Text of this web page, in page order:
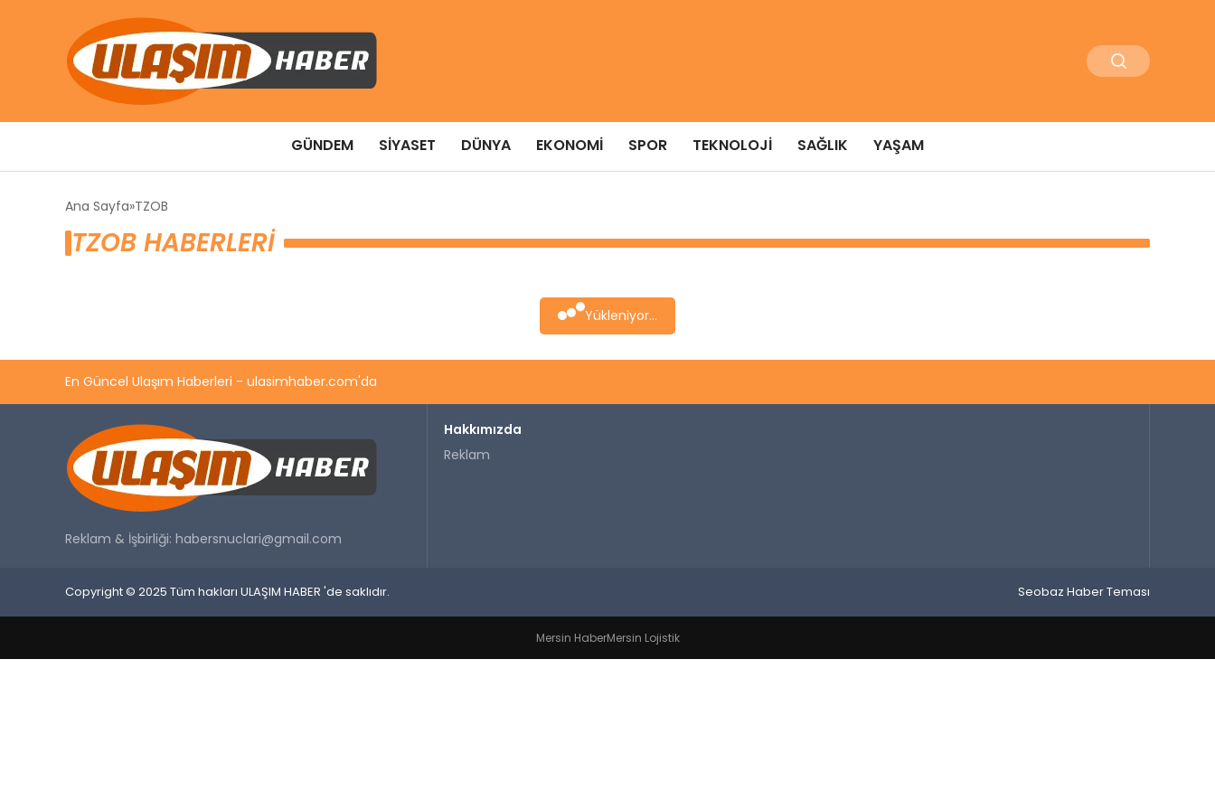
GÜNDEM SIYASET DÜNYA EKONOMI SPOR TEKNOLOJI SAĞLIK YAŞAM
Ana Sayfa TZOB
TZOB HABERLERI
Yükleniyor...
En Güncel Ulaşım Haberleri - ulasimhaber.com'da
Reklam & İşbirliği: habersnuclari@gmail.com
Hakkımızda
Reklam
Copyright © 2025 Tüm hakları ULAŞIM HABER 'de saklıdır. Seobaz Haber Teması
Mersin HaberMersin Lojistik